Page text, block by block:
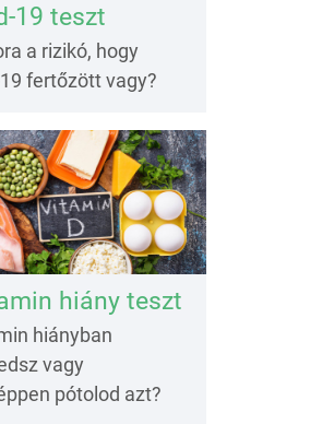
19 teszt
a rizikó, hogy
fertőzött vagy?
hiány teszt
hiányban
vagy
pótolod azt?